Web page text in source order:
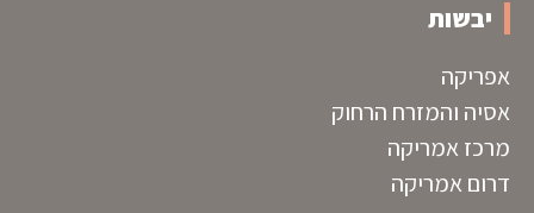
יבשות
אפריקה
אסיה והמזרח הרחוק
מרכז אמריקה
דרום אמריקה